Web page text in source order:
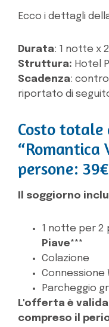
Ecco i dettagli
Durata: 1 notte x
Struttura: Hotel
Scadenza:
riportato di
Costo totale
“Romantica
persone: 39€
Il soggiorno
1 notte per 2
Piave***
Colazione
Connessione
Parcheggio
L'offerta è valida
compreso il